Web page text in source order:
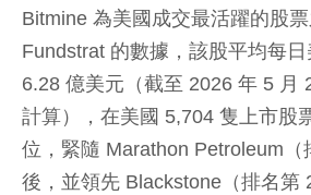
Bitmine 為美國成交最活躍的股
Fundstrat 的數據，該股平均每
6.28 億美元（截至 2026 年 5 月
計算），在美國 5,704 隻上市股
位，緊隨 Marathon Petroleum（
後，並領先 Blackstone（排名第